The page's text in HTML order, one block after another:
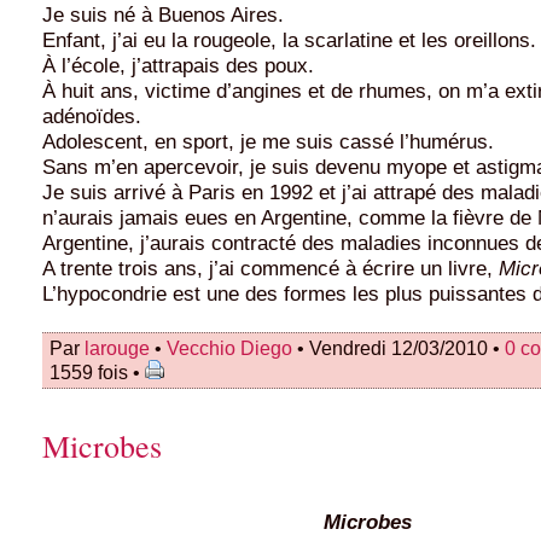
Je suis né à Buenos Aires.
Enfant, j’ai eu la rougeole, la scarlatine et les oreillons.
À l’école, j’attrapais des poux.
À huit ans, victime d’angines et de rhumes, on m’a
adénoïdes.
Adolescent, en sport, je me suis cassé l’humérus.
Sans m’en apercevoir, je suis devenu myope et
Je suis arrivé à Paris en 1992 et j’ai attrapé des
n’aurais jamais eues en Argentine, comme la fièvre
Argentine, j’aurais contracté des maladies inconnues
A trente trois ans, j’ai commencé à écrire un livre,
L’hypocondrie est une des formes les plus puissantes
Par larouge • Vecchio Diego • Vendredi 12/03/2010 • 0
1559 fois •
Microbes
Microbes